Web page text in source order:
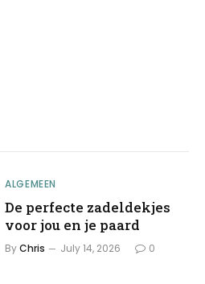
ALGEMEEN
De perfecte zadeldekjes
voor jou en je paard
ByChris July 14, 2026 0